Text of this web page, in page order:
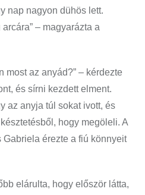
nap nagyon dühös lett.
– magyarázta a
most az anyád?” – kérdezte
és sírni kezdett elment.
az anyja túl sokat ivott, és
hogy megöleli. A
érezte a fiú könnyeit
elárulta, hogy először látta,